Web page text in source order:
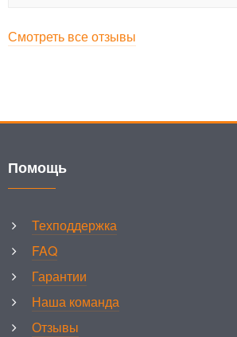
Смотреть все отзывы
Помощь
Техподдержка
FAQ
Гарантии
Наша команда
Отзывы